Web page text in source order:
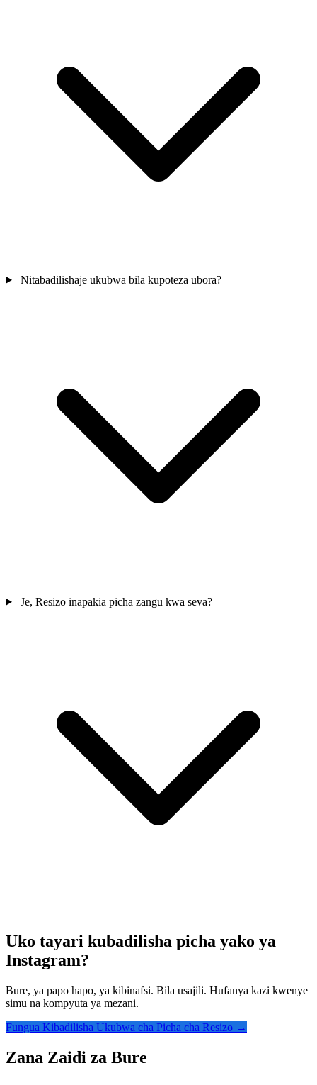
Nitabadilishaje ukubwa bila kupoteza ubora?
Je, Resizo inapakia picha zangu kwa seva?
Uko tayari kubadilisha picha yako ya
Instagram?
Bure, ya papo hapo, ya kibinafsi. Bila usajili. Hufanya kazi kwenye
simu na kompyuta ya mezani.
Fungua Kibadilisha Ukubwa cha Picha cha Resizo →
Zana Zaidi za Bure